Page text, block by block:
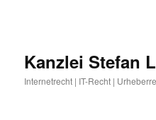
Kanzlei Stefan
Internetrecht | IT-Recht |